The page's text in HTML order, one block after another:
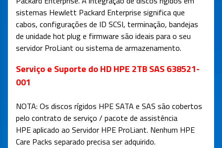
sistemas Hewlett Packard Enterprise significa que
cabos, configurações de ID SCSI, terminação, bandejas
de unidade hot plug e firmware são ideais para o seu
servidor ProLiant ou sistema de armazenamento.
Serviço e Suporte do HD HPE 2TB SAS 638521-
001
NOTA: Os discos rígidos HPE SATA e SAS são cobertos
pelo contrato de serviço / pacote de assistência
HPE aplicado ao Servidor HPE ProLiant. Nenhum HPE
Care Packs separado precisa ser adquirido.